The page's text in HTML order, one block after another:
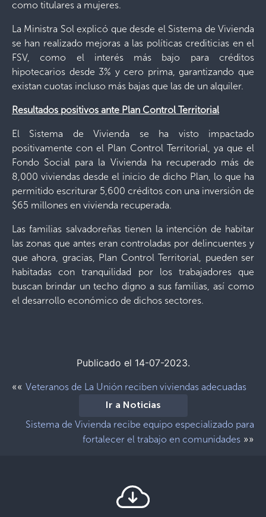
como titulares a mujeres.
La Ministra Sol explicó que desde el Sistema de Vivienda
se han realizado mejoras a las políticas crediticias en el
FSV, como el interés más bajo para créditos
hipotecarios desde 3% y cero prima, garantizando que
existan cuotas incluso más bajas que las de un alquiler.
Resultados positivos ante Plan Control Territorial
El Sistema de Vivienda se ha visto impactado
positivamente con el Plan Control Territorial, ya que el
Fondo Social para la Vivienda ha recuperado más de
8,000 viviendas desde el inicio de dicho Plan, lo que ha
permitido escriturar 5,600 créditos con una inversión de
$65 millones en vivienda recuperada.
Las familias salvadoreñas tienen la intención de habitar
las zonas que antes eran controladas por delincuentes y
que ahora, gracias, Plan Control Territorial, pueden ser
habitadas con tranquilidad por los trabajadores que
buscan brindar un techo digno a sus familias, así como
el desarrollo económico de dichos sectores.
Publicado el 14-07-2023.
«« Veteranos de La Unión reciben viviendas adecuadas
Ir a Noticias
Sistema de Vivienda recibe equipo especializado para
fortalecer el trabajo en comunidades »»